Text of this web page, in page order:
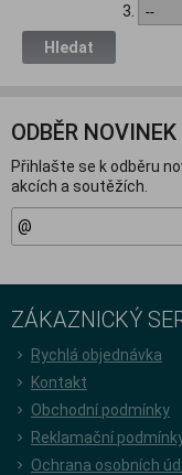
3.
Hledat
ODBĚR NOVINEK
Přihlašte se k odběru
akcích a soutěžích.
ZÁKAZNICKÝ
Rychlá objednávka
Kontakt
Obchodní podmínky
Reklamační
Ochrana osobních